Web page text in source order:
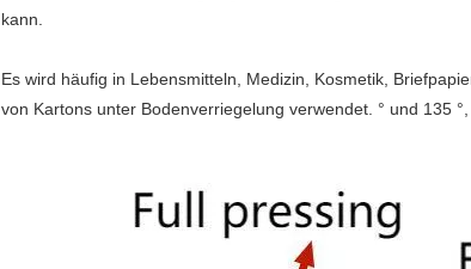
kann.
Es wird häufig in Lebensmitteln, Medizin, Kosmetik,
von Kartons unter Bodenverriegelung verwendet. ° und 135